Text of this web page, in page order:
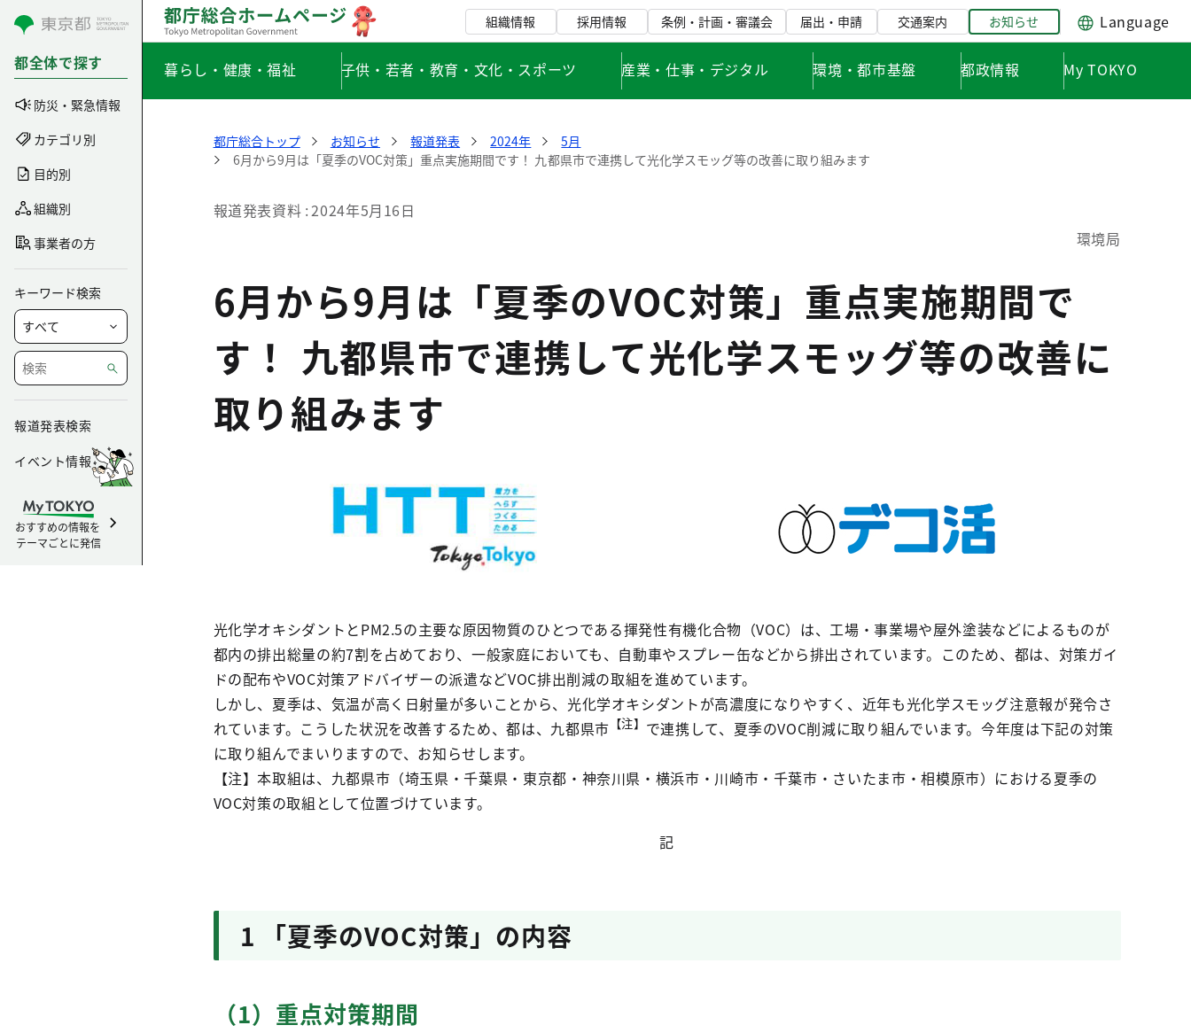
コンテンツにスキップ
都全体で探す
防災・緊急情報
カテゴリ別
目的別
組織別
事業者の方
キーワード検索
報道発表検索
イベント情報
おすすめの情報を
テーマごとに発信
組織情報 採用情報 条例・計画・審議会 届出・申請 交通案内 お知らせ Language
暮らし・健康・福祉 子供・若者・教育・文化・スポーツ 産業・仕事・デジタル 環境・都市基盤 都政情報 My TOKYO
都庁総合トップ お知らせ 報道発表 2024年
5月
6月から9月は「夏季のVOC対策」重点実施期間です！ 九都県市で連携して光化学スモッグ等の改善に取り組みます
報道発表資料 2024年5月16日
環境局
6月から9月は「夏季のVOC対策」重点実施期間で
す！ 九都県市で連携して光化学スモッグ等の改善に
取り組みます
光化学オキシダントとPM2.5の主要な原因物質のひとつである揮発性有機化合物（VOC）は、工場・事業場や屋外塗装などによるものが
都内の排出総量の約7割を占めており、一般家庭においても、自動車やスプレー缶などから排出されています。このため、都は、対策ガイ
ドの配布やVOC対策アドバイザーの派遣などVOC排出削減の取組を進めています。
しかし、夏季は、気温が高く日射量が多いことから、光化学オキシダントが高濃度になりやすく、近年も光化学スモッグ注意報が発令さ
れています。こうした状況を改善するため、都は、九都県市 【注】 で連携して、夏季のVOC削減に取り組んでいます。今年度は下記の対策
に取り組んでまいりますので、お知らせします。
【注】本取組は、九都県市（埼玉県・千葉県・東京都・神奈川県・横浜市・川崎市・千葉市・さいたま市・相模原市）における夏季の
VOC対策の取組として位置づけています。
記
1 「夏季のVOC対策」の内容
（1）重点対策期間